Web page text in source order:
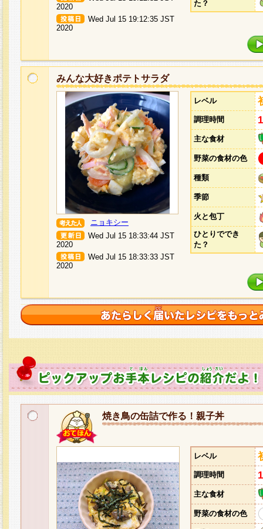
2020
Wed Jul 15 19:12:35 JST
2020
た？
みんな大好きポテトサラダ
ニョキシー
Wed Jul 15 18:33:44 JST
2020
Wed Jul 15 18:33:33 JST
2020
レベル
調理時間
主な食材
野菜の食材の色
種類
季節
火と包丁
ひとりででき
た？
焼き鳥の缶詰で作る！親子丼
レベル
調理時間
主な食材
野菜の食材の色